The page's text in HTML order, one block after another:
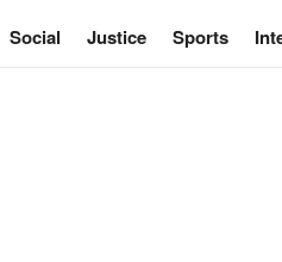
Social Justice Sports